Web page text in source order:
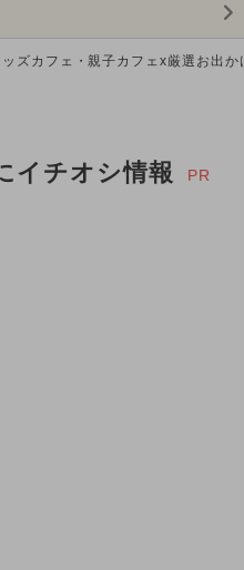
ズカフェ・親子カフェx厳選お出か
イチオシ情報 PR